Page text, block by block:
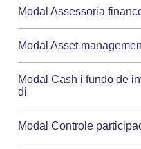
Modal Assessoria
Modal Asset
Modal Cash i fundo de
di
Modal Controle